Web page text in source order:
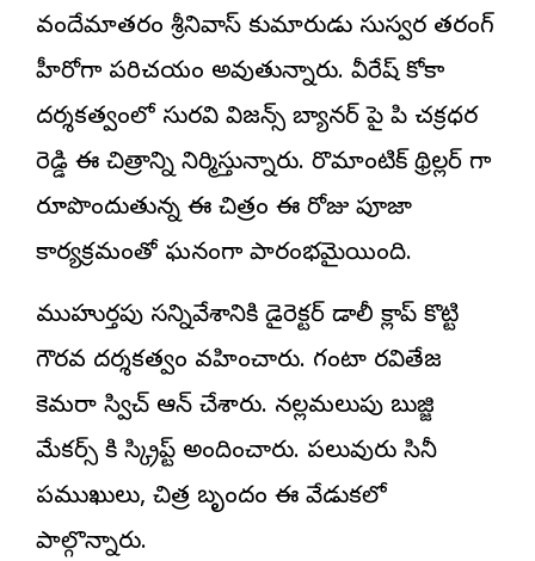
వందేమాతరం శ్రీనివాస్ కుమారుడు సుస్వర తరంగ్
హీరోగా పరిచయం అవుతున్నారు. వీరేష్ కోకా
దర్శకత్వంలో సురవి విజన్స్ బ్యానర్ పై పి చక్రధర
రెడ్డి ఈ చిత్రాన్ని నిర్మిస్తున్నారు. రొమాంటిక్ థ్రిల్లర్ గా
రూపొందుతున్న ఈ చిత్రం ఈ రోజు పూజా
కార్యక్రమంతో ఘనంగా ప్రారంభమైయింది.
ముహుర్తపు సన్నివేశానికి డైరెక్టర్ డాలీ క్లాప్ కొట్టి
గౌరవ దర్శకత్వం వహించారు. గంటా రవితేజ
కెమరా స్విచ్ ఆన్ చేశారు. నల్లమలుపు బుజ్జి
మేకర్స్ కి స్క్రిప్ట్ అందించారు. పలువురు సినీ
ప్రముఖులు, చిత్ర బృందం ఈ వేడుకలో
పాల్గొన్నారు.